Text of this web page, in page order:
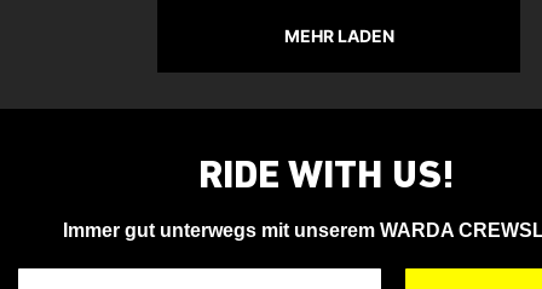
MEHR LADEN
RIDE WITH US!
Immer gut unterwegs mit unserem WARDA